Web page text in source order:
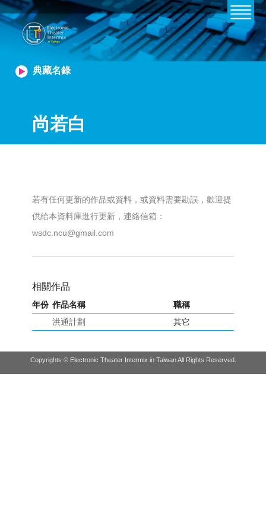
典藏名錄
尚若白
若有任何更新的作品或資料，或資料需要勘誤，歡迎提
供給本資料庫進行更新，連絡信箱：
wsdc.ncu@gmail.com
相關作品
年份 作品名稱
職稱
洪通計劃
其它
Copyrights © Electronic Theater Intermix in Taiwan All Rights Reserved.